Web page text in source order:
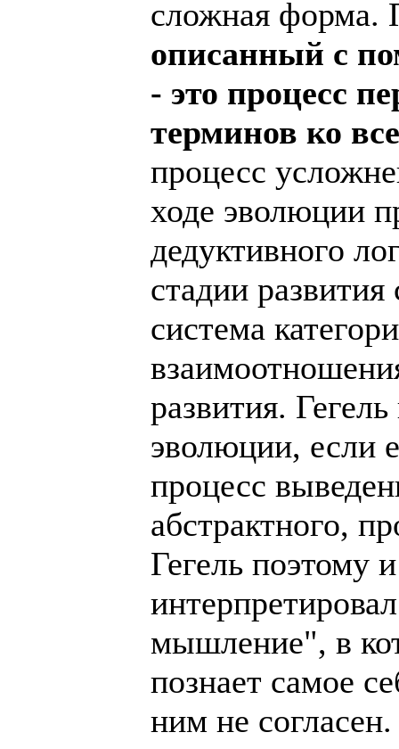
сложная форма.
описанный с
- это процесс
терминов ко
процесс
ходе эволюции
дедуктивного
стадии развития
система
развития.
эволюции, если
процесс
абстрактного,
Гегель поэтому
мышление", в
познает самое
ним не